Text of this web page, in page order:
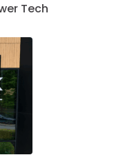
Tech